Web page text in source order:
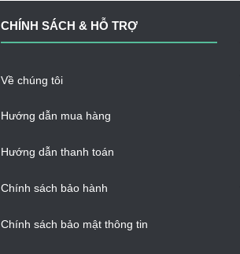
CHÍNH SÁCH & HỖ TRỢ
Về chúng tôi
Hướng dẫn mua hàng
Hướng dẫn thanh toán
Chính sách bảo hành
Chính sách bảo mật thông tin